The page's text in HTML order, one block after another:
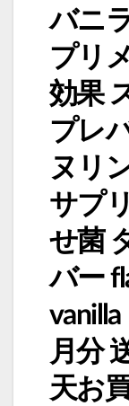
バニ
プリ
効果
プレ
ヌリ
サプ
せ菌
バー
月分
天お